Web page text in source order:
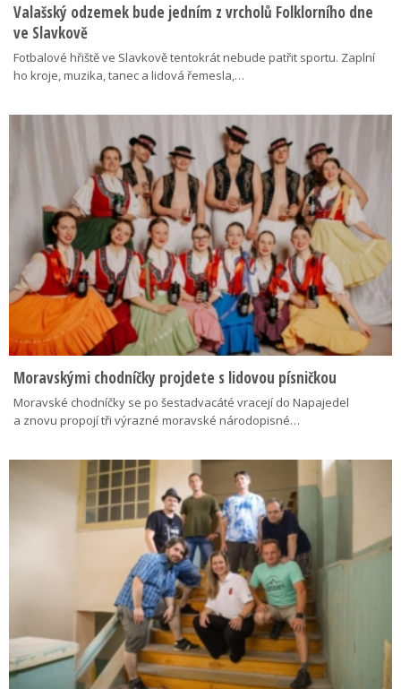
Valašský odzemek bude jedním z vrcholů Folklorního dne
ve Slavkově
Fotbalové hřiště ve Slavkově tentokrát nebude patřit sportu. Zaplní
ho kroje, muzika, tanec a lidová řemesla,…
Moravskými chodníčky projdete s lidovou písničkou
Moravské chodníčky se po šestadvacáté vracejí do Napajedel
a znovu propojí tři výrazné moravské národopisné…